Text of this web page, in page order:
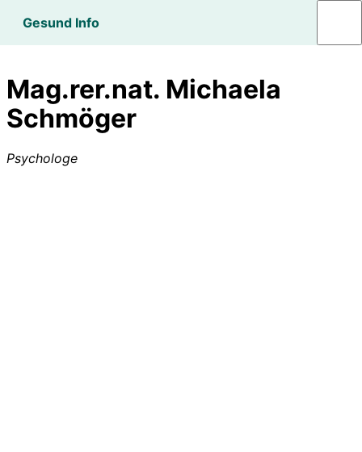
Gesund Info
Mag.rer.nat. Michaela
Schmöger
Psychologe